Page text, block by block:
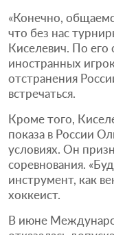
«Конечно,
что без нас
Киселевич. По его
иностранных
отстранения
встречаться.
Кроме того,
показа в России
условиях. Он
соревнования.
инструмент, как
хоккеист.
В июне